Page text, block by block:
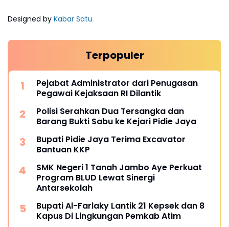
Designed by Kabar Satu
Terpopuler
Pejabat Administrator dari Penugasan
Pegawai Kejaksaan RI Dilantik
Polisi Serahkan Dua Tersangka dan
Barang Bukti Sabu ke Kejari Pidie Jaya
Bupati Pidie Jaya Terima Excavator
Bantuan KKP
SMK Negeri 1 Tanah Jambo Aye Perkuat
Program BLUD Lewat Sinergi
Antarsekolah
Bupati Al-Farlaky Lantik 21 Kepsek dan 8
Kapus Di Lingkungan Pemkab Atim